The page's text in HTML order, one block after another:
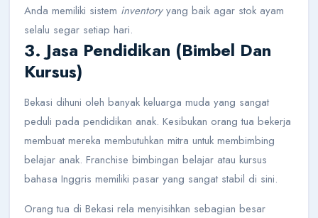
Anda memiliki sistem inventoryyang baik agar stok ayam
selalu segar setiap hari.
3. Jasa Pendidikan (Bimbel Dan
Kursus)
Bekasi dihuni oleh banyak keluarga muda yang sangat
peduli pada pendidikan anak. Kesibukan orang tua bekerja
membuat mereka membutuhkan mitra untuk membimbing
belajar anak. Franchise bimbingan belajar atau kursus
bahasa Inggris memiliki pasar yang sangat stabil di sini.
Orang tua di Bekasi rela menyisihkan sebagian besar